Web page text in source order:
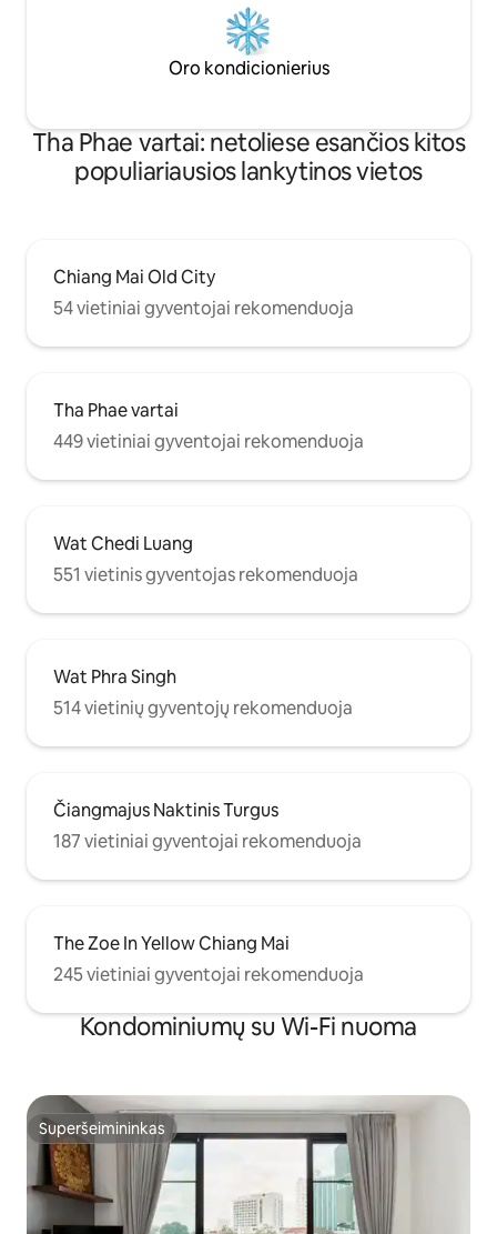
Oro kondicionierius
Tha Phae vartai: netoliese esančios kitos
populiariausios lankytinos vietos
Chiang Mai Old City
54 vietiniai gyventojai rekomenduoja
Tha Phae vartai
449 vietiniai gyventojai rekomenduoja
Wat Chedi Luang
551 vietinis gyventojas rekomenduoja
Wat Phra Singh
514 vietinių gyventojų rekomenduoja
Čiangmajus Naktinis Turgus
187 vietiniai gyventojai rekomenduoja
The Zoe In Yellow Chiang Mai
245 vietiniai gyventojai rekomenduoja
Kondominiumų su Wi-Fi nuoma
Superšeimininkas
Superšeimininkas